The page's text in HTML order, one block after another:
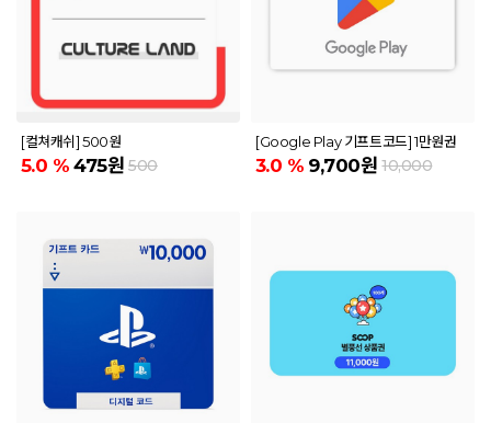
[컬쳐캐쉬] 500원
5.0 % 475원 500
[Google Play 기프트코드] 1만원권
3.0 % 9,700원 10,000